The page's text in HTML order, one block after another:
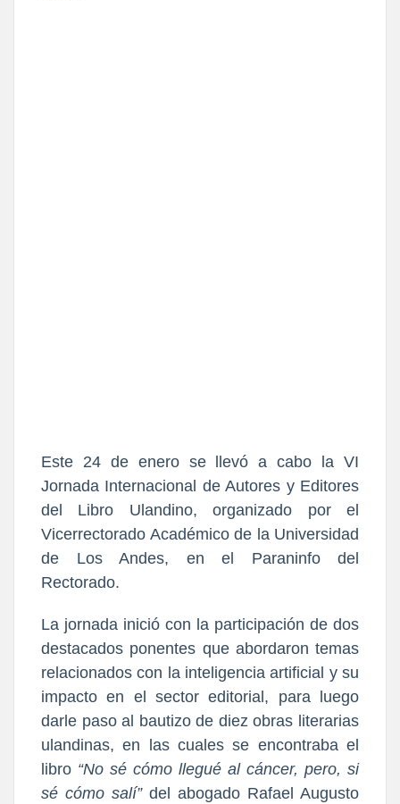
Este 24 de enero se llevó a cabo la VI
Jornada Internacional de Autores y Editores
del Libro Ulandino, organizado por el
Vicerrectorado Académico de la Universidad
de Los Andes, en el Paraninfo del
Rectorado.
La jornada inició con la participación de dos
destacados ponentes que abordaron temas
relacionados con la inteligencia artificial y su
impacto en el sector editorial, para luego
darle paso al bautizo de diez obras literarias
ulandinas, en las cuales se encontraba el
libro “No sé cómo llegué al cáncer, pero, si
sé cómo salí” del abogado Rafael Augusto